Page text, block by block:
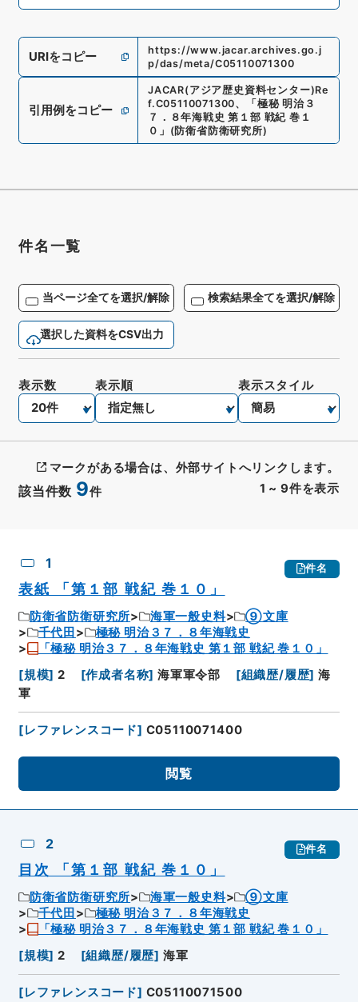
URIをコピー
https://www.jacar.archives.go.j
p/das/meta/C05110071300
引用例をコピー
JACAR(アジア歴史資料センター)Re
f.C05110071300、
「極秘 明治３
７．８年海戦史 第１部 戦紀 巻１
０」 (防衛省防衛研究所)
件名一覧
当ページ全てを選択/解除 検索結果全てを選択/解除
選択した資料をCSV出力
該当件数 9件 1 ~ 9件を表示
表示数 表示順 表示スタイル
マークがある場合は、外部サイトへリンクします。
1 件名
表紙 「第１部 戦紀 巻１０」
防衛省防衛研究所 海軍一般史料
⑨文庫
千代田
極秘 明治３７．８年海戦史
「極秘 明治３７．８年海戦史 第１部 戦紀 巻１０」
[規模] 2 [作成者名称] 海軍軍令部 [組織歴/履歴] 海
軍
[レファレンスコード] C05110071400
閲覧
2 件名
目次 「第１部 戦紀 巻１０」
防衛省防衛研究所 海軍一般史料
⑨文庫
千代田
極秘 明治３７．８年海戦史
「極秘 明治３７．８年海戦史 第１部 戦紀 巻１０」
[規模] 2 [組織歴/履歴] 海軍
[レファレンスコード] C05110071500